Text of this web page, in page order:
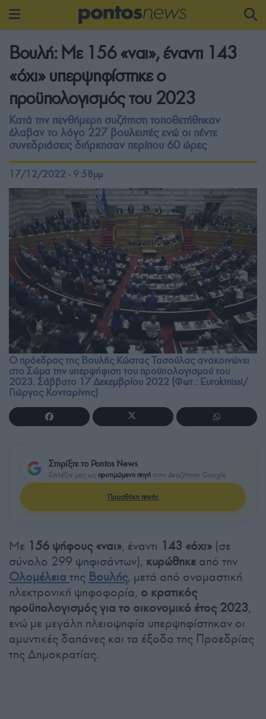
Βουλή: Με 156 «ναι», έναντι 143
«όχι» υπερψηφίστηκε ο
προϋπολογισμός του 2023
Κατά την πενθήμερη συζήτηση τοποθετήθηκαν
έλαβαν το λόγο 227 βουλευτές ενώ οι πέντε
συνεδριάσεις διήρκησαν περίπου 60 ώρες
17/12/2022 - 9:58μμ
Ο πρόεδρος της Βουλής Κώστας Τασούλας ανακοινώνει
στο Σώμα την υπερψήφιση του προϋπολογισμού του
2023. Σάββατο 17 Δεκεμβρίου 2022 (Φωτ.: Eurokinissi/
Γιώργος Κονταρίνης)
Στηρίξτε το Pontos News
Επιλέξτε μας ως προτιμώμενη πηγή στην Αναζήτηση Google
Προσθήκη πηγής
Με 156 ψήφους «ναι», έναντι 143 «όχι» (σε
σύνολο 299 ψηφισάντων), κυρώθηκε από την
Ολομέλεια της Βουλής, μετά από ονομαστική
ηλεκτρονική ψηφοφορία, ο κρατικός
προϋπολογισμός για το οικονομικό έτος 2023,
ενώ με μεγάλη πλειοψηφία υπερψηφίστηκαν οι
αμυντικές δαπάνες και τα έξοδα της Προεδρίας
της Δημοκρατίας.